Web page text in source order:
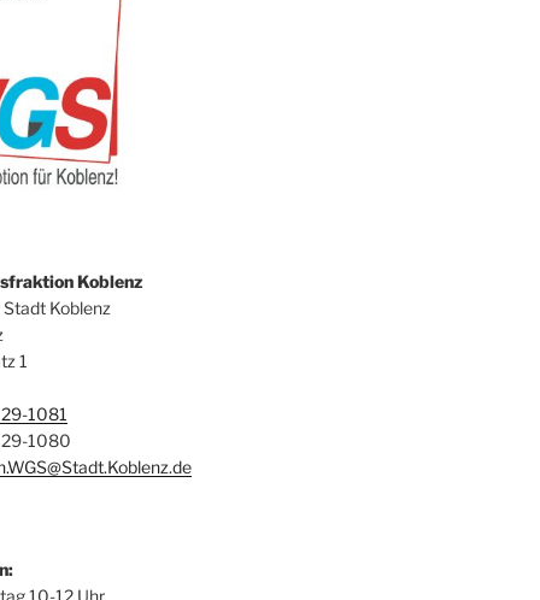
Koblenz
Koblenz
1
1081
1080
10-12 Uhr